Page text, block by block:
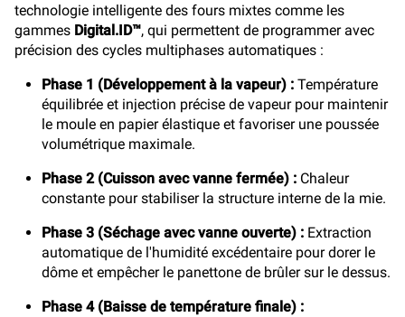
technologie intelligente des fours mixtes comme les
gammes Digital.ID™, qui permettent de programmer avec
précision des cycles multiphases automatiques :
Phase 1 (Développement à la vapeur) : Température
équilibrée et injection précise de vapeur pour maintenir
le moule en papier élastique et favoriser une poussée
volumétrique maximale.
Phase 2 (Cuisson avec vanne fermée) : Chaleur
constante pour stabiliser la structure interne de la mie.
Phase 3 (Séchage avec vanne ouverte) : Extraction
automatique de l'humidité excédentaire pour dorer le
dôme et empêcher le panettone de brûler sur le dessus.
Phase 4 (Baisse de température finale) :